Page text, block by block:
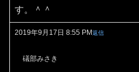
す。＾＾
2019年9月17日 8:55 PM返信
礒部みさき